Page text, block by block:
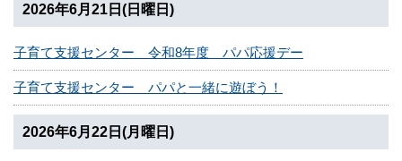
2026年6月21日(日曜日)
子育て支援センター 令和8年度 パパ応援デー
子育て支援センター パパと一緒に遊ぼう！
2026年6月22日(月曜日)